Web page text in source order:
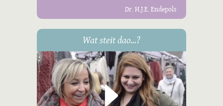
Dr. H.J.E. Endepols
Wat steit dao...?